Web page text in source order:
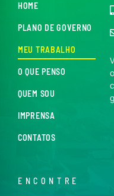
HOME
PLANO DE GOVERNO
MEU TRABALHO
O QUE PENSO
QUEM SOU
IMPRENSA
CONTATOS
ENCONTRE